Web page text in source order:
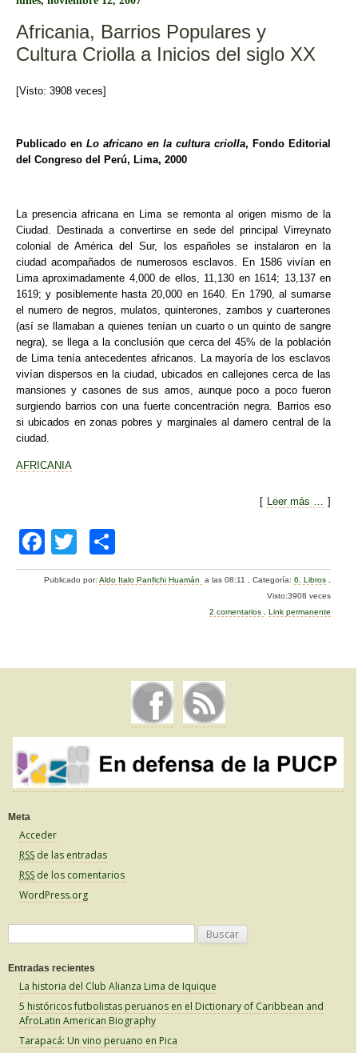
o
k
Africania, Barrios Populares y
Cultura Criolla a Inicios del siglo XX
[Visto: 3908 veces]
Publicado enLo africano en la cultura criolla, Fondo Editorial
del Congreso del Perú, Lima, 2000
La presencia africana en Lima se remonta al origen mismo de la
Ciudad. Destinada a convertirse en sede del principal Virreynato
colonial de América del Sur, los españoles se instalaron en la
ciudad acompañados de numerosos esclavos. En 1586 vivían en
Lima aproximadamente 4,000 de ellos, 11,130 en 1614; 13,137 en
1619; y posiblemente hasta 20,000 en 1640. En 1790, al sumarse
el numero de negros, mulatos, quinterones, zambos y cuarterones
(así se llamaban a quienes tenían un cuarto o un quinto de sangre
negra), se llega a la conclusión que cerca del 45% de la población
de Lima tenía antecedentes africanos. La mayoría de los esclavos
vivían dispersos en la ciudad, ubicados en callejones cerca de las
mansiones y casones de sus amos, aunque poco a poco fueron
surgiendo barrios con una fuerte concentración negra. Barrios eso
si ubicados en zonas pobres y marginales al damero central de la
ciudad.
AFRICANIA
[ Leer más … ]
F
a
o
wi
tt
o
m
tir
Publicado por:Aldo Italo Panfichi Huamán a las 08:11 .Categoría:6. Libros
Visto:3908 veces
2 comentarios
Link permanente
Meta
Acceder
RSS de las entradas
RSS de los comentarios
WordPress.org
sEntradas recientes
La historia del Club Alianza Lima de Iquique
5 históricos futbolistas peruanos en el Dictionary of Caribbean and
AfroLatin American Biography
Tarapacá: Un vino peruano en Pica